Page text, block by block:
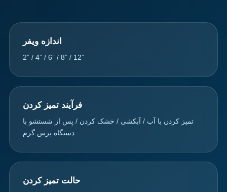
اندازه ویفر
2” / 4” / 6” / 8” / 12”
فرآیند تمیز کردن
تمیز کردن با آب / آبکشی / خشک کردن / پس از شستشو با
دستگاه پرس گرم
حالت تمیز کردن